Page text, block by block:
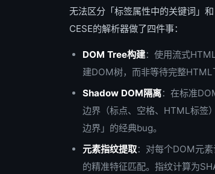
无法区分「标签属性中的关键词」
CESE的解析器做了四件事：
DOM Tree构建：使用流式
建DOM树，而非等待完整HTML
Shadow DOM隔离：在标准
边界（标点、空格、HTML标签
边界」的经典bug。
元素指纹提取：对每个DOM元
的精准特征匹配。指纹计算为